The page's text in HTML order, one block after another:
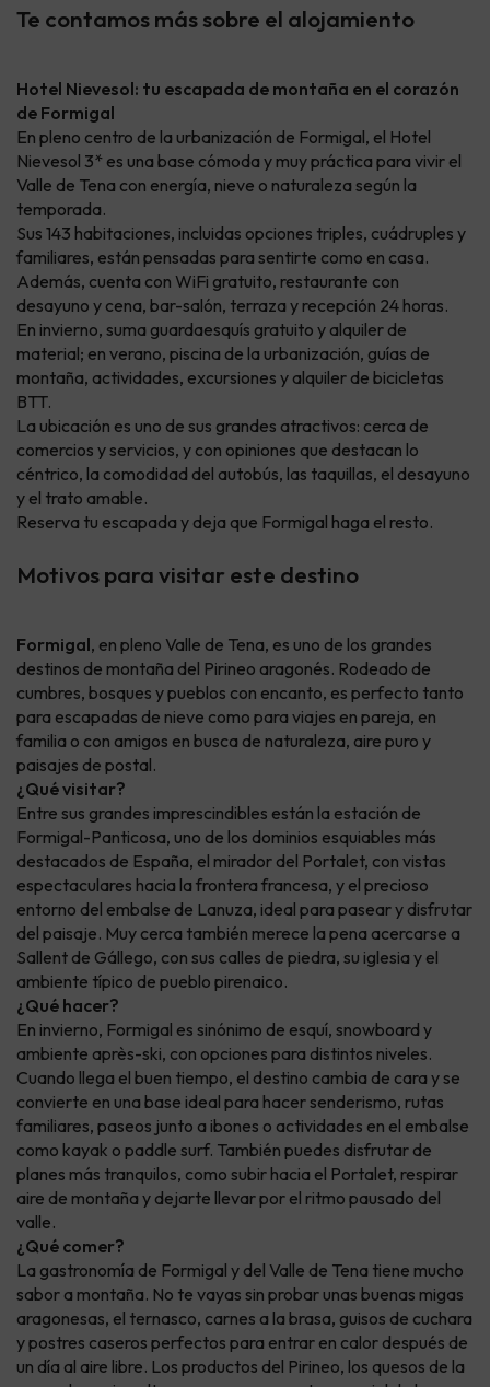
Te contamos más sobre el alojamiento
Hotel Nievesol: tu escapada de montaña en el corazón
de Formigal
En pleno centro de la urbanización de Formigal, el Hotel
Nievesol 3* es una base cómoda y muy práctica para vivir el
Valle de Tena con energía, nieve o naturaleza según la
temporada.
Sus 143 habitaciones, incluidas opciones triples, cuádruples y
familiares, están pensadas para sentirte como en casa.
Además, cuenta con WiFi gratuito, restaurante con
desayuno y cena, bar-salón, terraza y recepción 24 horas.
En invierno, suma guardaesquís gratuito y alquiler de
material; en verano, piscina de la urbanización, guías de
montaña, actividades, excursiones y alquiler de bicicletas
BTT.
La ubicación es uno de sus grandes atractivos: cerca de
comercios y servicios, y con opiniones que destacan lo
céntrico, la comodidad del autobús, las taquillas, el desayuno
y el trato amable.
Reserva tu escapada y deja que Formigal haga el resto.
Motivos para visitar este destino
Formigal, en pleno Valle de Tena, es uno de los grandes
destinos de montaña del Pirineo aragonés. Rodeado de
cumbres, bosques y pueblos con encanto, es perfecto tanto
para escapadas de nieve como para viajes en pareja, en
familia o con amigos en busca de naturaleza, aire puro y
paisajes de postal.
¿Qué visitar?
Entre sus grandes imprescindibles están la estación de
Formigal-Panticosa, uno de los dominios esquiables más
destacados de España, el mirador del Portalet, con vistas
espectaculares hacia la frontera francesa, y el precioso
entorno del embalse de Lanuza, ideal para pasear y disfrutar
del paisaje. Muy cerca también merece la pena acercarse a
Sallent de Gállego, con sus calles de piedra, su iglesia y el
ambiente típico de pueblo pirenaico.
¿Qué hacer?
En invierno, Formigal es sinónimo de esquí, snowboard y
ambiente après-ski, con opciones para distintos niveles.
Cuando llega el buen tiempo, el destino cambia de cara y se
convierte en una base ideal para hacer senderismo, rutas
familiares, paseos junto a ibones o actividades en el embalse
como kayak o paddle surf. También puedes disfrutar de
planes más tranquilos, como subir hacia el Portalet, respirar
aire de montaña y dejarte llevar por el ritmo pausado del
valle.
¿Qué comer?
La gastronomía de Formigal y del Valle de Tena tiene mucho
sabor a montaña. No te vayas sin probar unas buenas migas
aragonesas, el ternasco, carnes a la brasa, guisos de cuchara
y postres caseros perfectos para entrar en calor después de
un día al aire libre. Los productos del Pirineo, los quesos de la